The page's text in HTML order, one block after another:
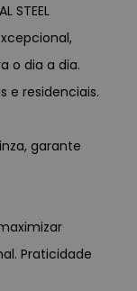
STEEL
o dia a dia.
e residenciais.
garante
Praticidade